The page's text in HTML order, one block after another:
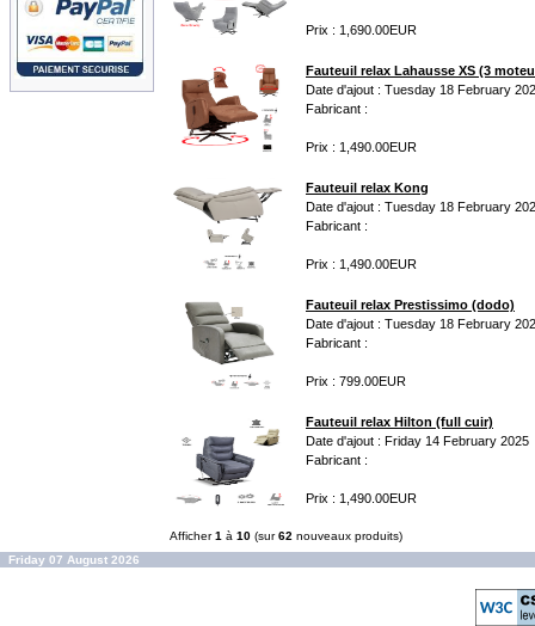
Prix : 1,690.00EUR
Fauteuil relax Lahausse XS (3
Date d'ajout : Tuesday 18 February
Fabricant :
Prix : 1,490.00EUR
Fauteuil relax Kong
Date d'ajout : Tuesday 18 February
Fabricant :
Prix : 1,490.00EUR
Fauteuil relax Prestissimo (dodo)
Date d'ajout : Tuesday 18 February
Fabricant :
Prix : 799.00EUR
Fauteuil relax Hilton (full cuir)
Date d'ajout : Friday 14 February 2025
Fabricant :
Prix : 1,490.00EUR
Afficher1 à 10 (sur62 nouveaux produits)
Friday 07 August 2026